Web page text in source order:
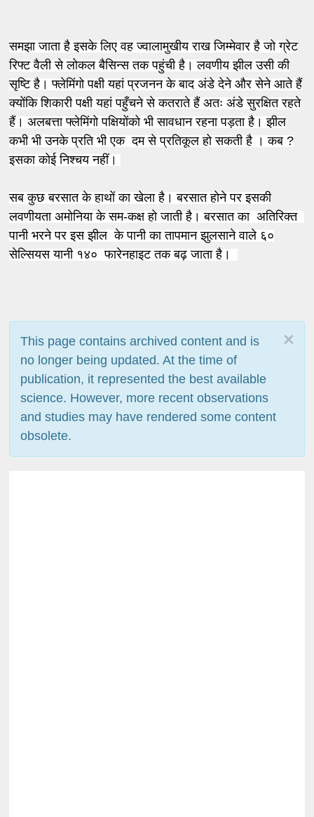
समझा जाता है इसके लिए वह ज्वालामुखीय राख जिम्मेवार है जो ग्रेट
रिफ्ट वैली से लोकल बैसिन्स तक पहुंची है। लवणीय झील उसी की
सृष्टि है। फ्लेमिंगो पक्षी यहां प्रजनन के बाद अंडे देने और सेने आते हैं
क्योंकि शिकारी पक्षी यहां पहुँचने से कतराते हैं अतः अंडे सुरक्षित रहते
हैं। अलबत्ता फ्लेमिंगो पक्षियोंको भी सावधान रहना पड़ता है। झील
कभी भी उनके प्रति भी एक दम से प्रतिकूल हो सकती है । कब ?
इसका कोई निश्चय नहीं।
सब कुछ बरसात के हाथों का खेला है। बरसात होने पर इसकी
लवणीयता अमोनिया के सम-कक्ष हो जाती है। बरसात का अतिरिक्त
पानी भरने पर इस झील के पानी का तापमान झुलसाने वाले ६०
सेल्सियस यानी १४० फारेनहाइट तक बढ़ जाता है।
×
This page contains archived content and is
no longer being updated. At the time of
publication, it represented the best available
science. However, more recent observations
and studies may have rendered some content
obsolete.